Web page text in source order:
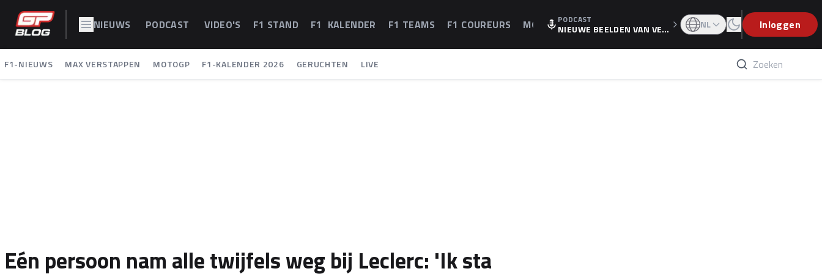
NIEUWS PODCAST VIDEO'S F1 STAND F1 KALENDER F1 TEAMS F1 COUREURS MOTOGPPODCAST
NIEUWE BEELDEN VAN VER
WEET IS ER NU GETEKEND'
NL Inloggen
F1-NIEUWS MAX VERSTAPPEN MOTOGP F1-KALENDER 2026 GERUCHTEN LIVE
Eén persoon nam alle twijfels weg bij Leclerc: 'Ik sta